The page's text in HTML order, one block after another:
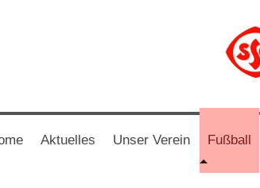
Aktuelles Unser Verein Fußball